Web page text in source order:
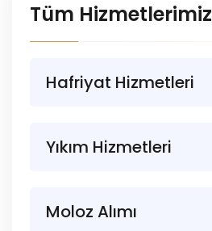
Tüm Hizmetlerimiz
Hafriyat Hizmetleri
Yıkım Hizmetleri
Moloz Alımı